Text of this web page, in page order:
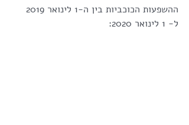
ל- 1 לינואר 2020: